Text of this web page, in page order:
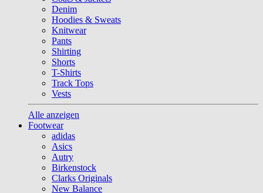
Denim
Hoodies & Sweats
Knitwear
Pants
Shirting
Shorts
T-Shirts
Track Tops
Vests
Alle anzeigen
Footwear
adidas
Asics
Autry
Birkenstock
Clarks Originals
New Balance